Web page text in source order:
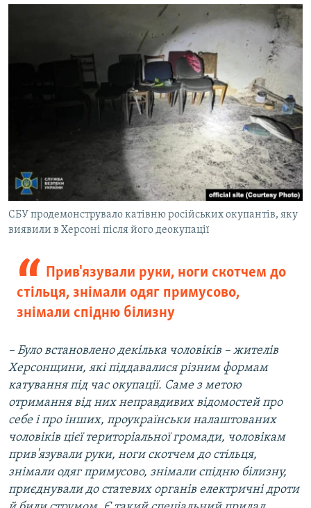
СБУ продемонструвало катівню російських окупантів, яку
виявили в Херсоні після його деокупації
Прив'язували руки, ноги скотчем до
стільця, знімали одяг примусово,
знімали спідню білизну
– Було встановлено декілька чоловіків – жителів
Херсонщини, які піддавалися різним формам
катування під час окупації. Саме з метою
отримання від них неправдивих відомостей про
себе і про інших, проукраїнськи налаштованих
чоловіків цієї територіальної громади, чоловікам
прив'язували руки, ноги скотчем до стільця,
знімали одяг примусово, знімали спідню білизну,
приєднували до статевих органів електричні дроти